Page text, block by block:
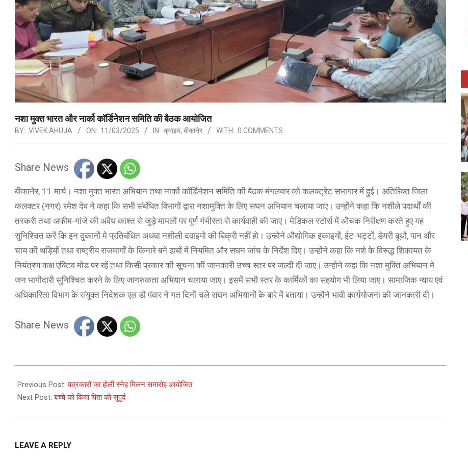
नशा मुक्त भारत और नार्को कॉर्डिनेशन समिति की बैठक आयोजित
BY: VIVEK AHUJA ON: 11/03/2025 IN: क्राइम, बीकानेर WITH: 0 COMMENTS
Share News
बीकानेर, 11 मार्च। नशा मुक्त भारत अभियान तथा नार्को कॉर्डिनेशन समिति की बैठक मंगलवार को कलक्ट्रेट सभागार में हुई। अतिरिक्त जिला
कलक्टर (नगर) रमेश देव ने कहा कि सभी संबंधित विभागों द्वारा नशामुक्ति के लिए सघन अभियान चलाया जाए। उन्होंने कहा कि नशीले पदार्थों की
तस्करी तथा अफीम-गांजे की अवैध काश्त से जुड़े मामलों पर पूर्ण गंभीरता से कार्यवाही की जाए। मेडिकल स्टोर्स में औचक निरीक्षण करते हुए यह
सुनिश्चित करें कि इन दुकानों मे प्रतिबंधित अथवा नशीली दवाइयो की बिक्री नहीं हो। उन्होने औद्योगिक इकाइयों, ईट-भट्टों, डेयरी बूथों, पान और
चाय की थड़ियों तथा राष्ट्रीय राजमार्गों के किनारे बने ढाबों में नियमित और सघन जांच के निर्देश दिए। उन्होंने कहा कि नशे के विरूद्ध शिकायत के
नियंत्रण कक्ष एक्टिव मोड पर रहें तथा किसी प्रकार की सूचना की जानकारी उच्च स्तर पर जल्दी दी जाए। उन्होने कहा कि नशा मुक्ति अभियान मे
जन भागीदारी सुनिश्चित करने के लिए जागरुकता अभियान चलाया जाए। इसमें सभी स्तर के कार्मिकों का सहयोग भी लिया जाए। सामाजिक न्याय एवं
अधिकारिता विभाग के संयुक्त निदेशक एल डी पंवार ने गत दिनों चले सघन अभियानों के बारे में बताया। उन्होंने भावी कार्ययोजना की जानकारी दी।
Share News
03-
11
Previous Post:पत्रकारों का होली स्नेह मिलन समारोह आयोजित
Next Post:बच्चे को किया पिता को सुपुर्द
LEAVE A REPLY